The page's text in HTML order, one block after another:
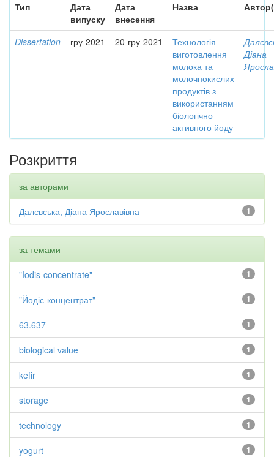
Тип
Дата
випуску
Дата
внесення
Назва
Dissertation гру-2021 20-гру-2021
Технологія
виготовлення
молока та
молочнокислих
продуктів з
використанням
біологічно
активного йоду
Діана
Розкриття
за авторами
1
Далєвська, Діана Ярославівна
за темами
1
"Iodis-concentrate"
1
"Йодіс-концентрат"
1
63.637
1
biological value
1
kefir
1
storage
1
technology
1
yogurt